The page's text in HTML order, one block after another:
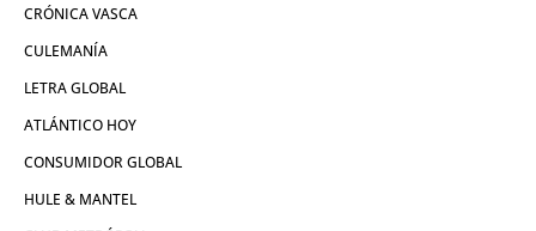
CRÓNICA VASCA
CULEMANÍA
LETRA GLOBAL
ATLÁNTICO HOY
CONSUMIDOR GLOBAL
HULE & MANTEL